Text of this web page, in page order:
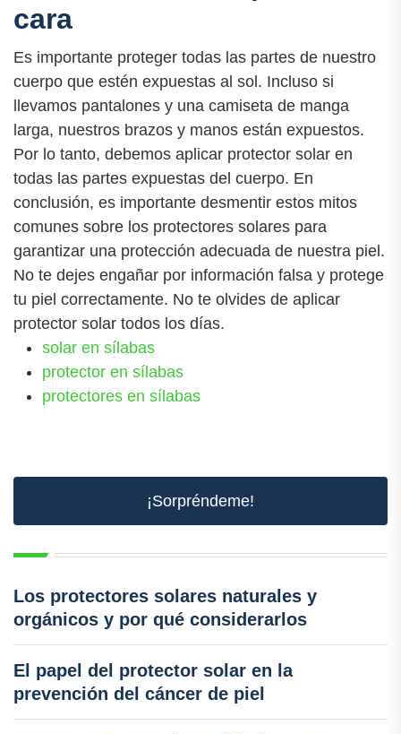
cara
Es importante proteger todas las partes de nuestro
cuerpo que estén expuestas al sol. Incluso si
llevamos pantalones y una camiseta de manga
larga, nuestros brazos y manos están expuestos.
Por lo tanto, debemos aplicar protector solar en
todas las partes expuestas del cuerpo. En
conclusión, es importante desmentir estos mitos
comunes sobre los protectores solares para
garantizar una protección adecuada de nuestra piel.
No te dejes engañar por información falsa y protege
tu piel correctamente. No te olvides de aplicar
protector solar todos los días.
solar en sílabas
protector en sílabas
protectores en sílabas
¡Sorpréndeme!
Los protectores solares naturales y
orgánicos y por qué considerarlos
El papel del protector solar en la
prevención del cáncer de piel